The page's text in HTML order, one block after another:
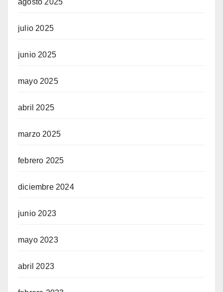
julio 2025
junio 2025
mayo 2025
abril 2025
marzo 2025
febrero 2025
diciembre 2024
junio 2023
mayo 2023
abril 2023